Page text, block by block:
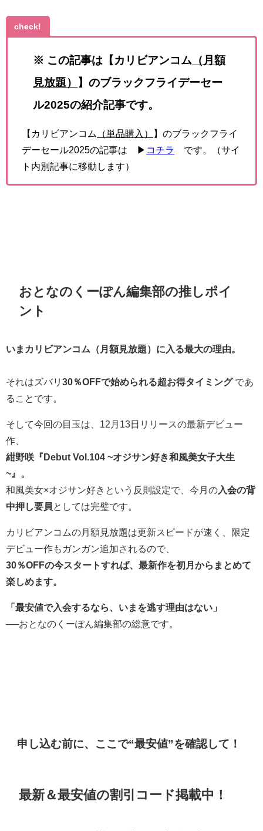
check!
※ この記事は【カリビアンコム （月額
見放題）
】のブラックフライデーセー
ル2025の紹介記事です。
【カリビアンコム （単品購入）
】のブラックフライ
デーセール2025の記事は ▶ コチラ
です。（サイ
ト内別記事に移動します）
おとなのくーぽん編集部の推しポイ
ント
いまカリビアンコム（月額見放題）に入る最大の理由。
それはズバリ 30％OFFで始められる超お得タイミングであ
ることです。
そして今回の目玉は、12月13日リリースの最新デビュー
作、
紺野咲『Debut Vol.104 ~オジサン好き和風美女子大生
~』。
和風美女×オジサン好きという反則設定で、今月の 入会の背
中押し要員 としては完璧です。
カリビアンコムの月額見放題は更新スピードが速く、限定
デビュー作もガンガン追加されるので、
30％OFFの今スタートすれば、最新作を初月からまとめて
楽しめます。
「最安値で入会するなら、いまを逃す理由はない」
──おとなのくーぽん編集部の総意です。
申し込む前に、ここで“最安値”を確認して！
最新＆最安値の割引コード掲載中！